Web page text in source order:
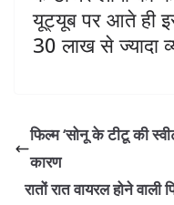
यूट्यूब पर आते ही
30 लाख से ज्यादा
फिल्म ‘सोनू के टीटू की
कारण
रातों रात वायरल होने